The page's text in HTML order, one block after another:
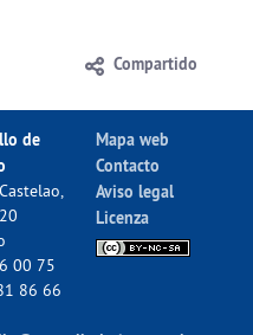
Compartido
de
00 75
86 66
Mapa web
Contacto
Aviso legal
Licenza